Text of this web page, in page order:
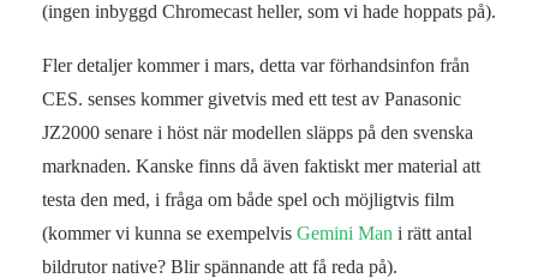
(ingen inbyggd Chromecast heller, som vi hade hoppats på).
Fler detaljer kommer i mars, detta var förhandsinfon från
CES. senses kommer givetvis med ett test av Panasonic
JZ2000 senare i höst när modellen släpps på den svenska
marknaden. Kanske finns då även faktiskt mer material att
testa den med, i fråga om både spel och möjligtvis film
(kommer vi kunna se exempelvis Gemini Man i rätt antal
bildrutor native? Blir spännande att få reda på).